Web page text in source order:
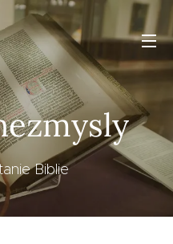
Biblie